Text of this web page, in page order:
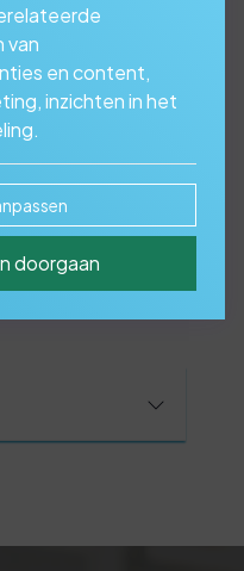
van
en content,
inzichten in het
doorgaan